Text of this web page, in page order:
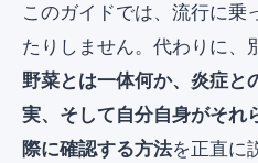
か？
過度に制限しない
は栄養価が高い
医師に相談すべき
このガイドでは、流行に乗
たりしません。代わりに、
野菜とは一体何か、炎症と
実、そして自分自身がそれ
際に確認する方法を正直に